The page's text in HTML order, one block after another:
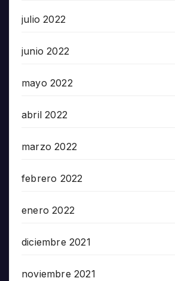
julio 2022
junio 2022
mayo 2022
abril 2022
marzo 2022
febrero 2022
enero 2022
diciembre 2021
noviembre 2021